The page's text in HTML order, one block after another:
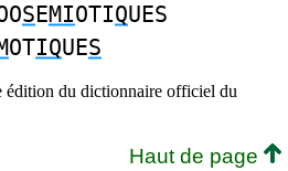
SEMIOTIQUES
OTIQUES
édition du dictionnaire officiel du
Haut de page